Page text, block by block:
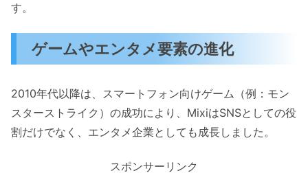
す。
ゲームやエンタメ要素の進化
2010年代以降は、スマートフォン向けゲーム（例：モン
スターストライク）の成功により、MixiはSNSとしての役
割だけでなく、エンタメ企業としても成長しました。
スポンサーリンク